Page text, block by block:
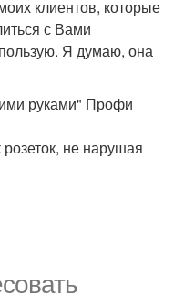
клиентов, которые
с Вами
Я думаю, она
руками" Профи
розеток, не нарушая